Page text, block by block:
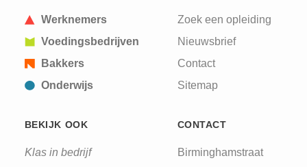
Werknemers
Voedingsbedrijven
Bakkers
Onderwijs
Zoek een opleiding
Nieuwsbrief
Contact
Sitemap
BEKIJK OOK
Klas in bedrijf
CONTACT
Birminghamstraat